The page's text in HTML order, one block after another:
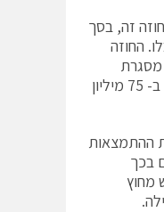
זה, בסך
החוזה
מסגרת
שנחתם ב-2005 ושהסתכם ב- 75 מיליון
ההתמצאות
בכך
מחוץ